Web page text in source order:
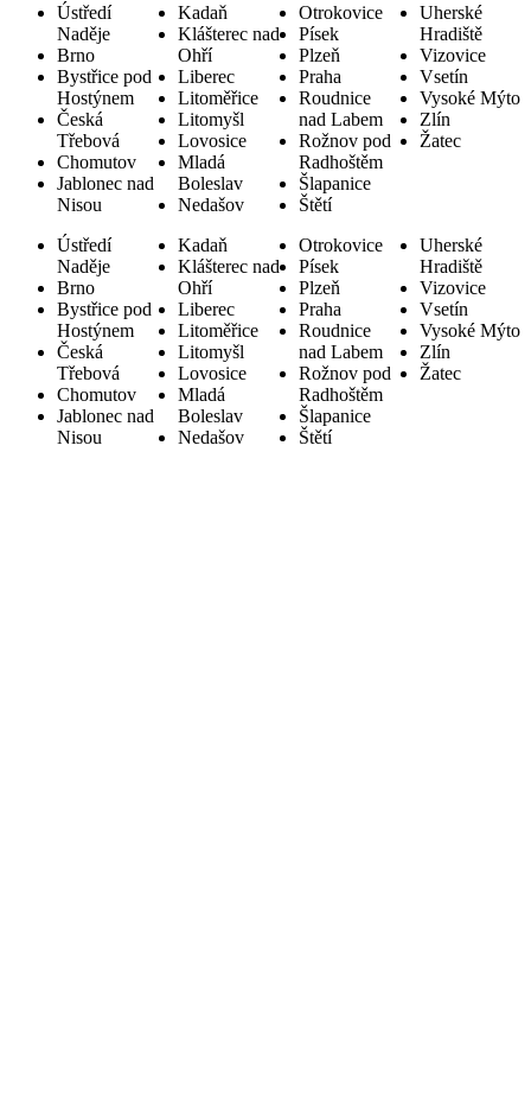
Ústředí
Naděje
Brno
Bystřice pod
Hostýnem
Česká
Třebová
Chomutov
Jablonec nad
Nisou
Kadaň
Klášterec nad
Ohří
Liberec
Litoměřice
Litomyšl
Lovosice
Mladá
Boleslav
Nedašov
Otrokovice
Písek
Plzeň
Praha
Roudnice
nad Labem
Rožnov pod
Radhoštěm
Šlapanice
Štětí
Uherské
Hradiště
Vizovice
Vsetín
Vysoké Mýto
Zlín
Žatec
Ústředí
Naděje
Brno
Bystřice pod
Hostýnem
Česká
Třebová
Chomutov
Jablonec nad
Nisou
Kadaň
Klášterec nad
Ohří
Liberec
Litoměřice
Litomyšl
Lovosice
Mladá
Boleslav
Nedašov
Otrokovice
Písek
Plzeň
Praha
Roudnice
nad Labem
Rožnov pod
Radhoštěm
Šlapanice
Štětí
Uherské
Hradiště
Vizovice
Vsetín
Vysoké Mýto
Zlín
Žatec